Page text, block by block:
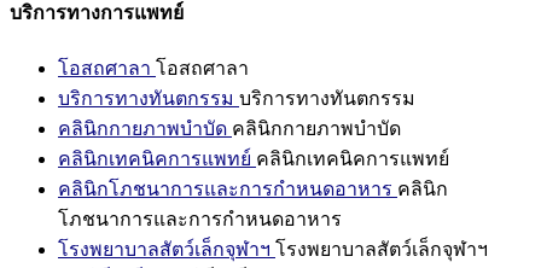
บริการทางการแพทย์
โอสถศาลา โอสถศาลา
บริการทางทันตกรรม บริการทางทันตกรรม
คลินิกกายภาพบำบัด คลินิกกายภาพบำบัด
คลินิกเทคนิคการแพทย์ คลินิกเทคนิคการแพทย์
คลินิกโภชนาการและการกำหนดอาหาร คลินิก
โภชนาการและการกำหนดอาหาร
โรงพยาบาลสัตว์เล็กจุฬาฯ โรงพยาบาลสัตว์เล็กจุฬาฯ